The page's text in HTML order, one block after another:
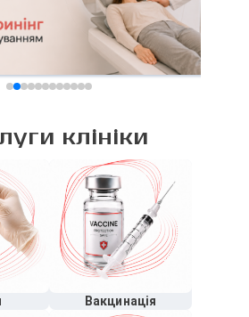
клініки
Вакцинація